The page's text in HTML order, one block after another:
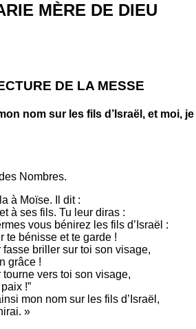
MÈRE DE DIEU
DE LA MESSE
nom sur les fils d’Israël, et moi, je
Nombres.
à Moïse. Il dit :
à ses fils. Tu leur diras :
vous bénirez les fils d’Israël :
te bénisse et te garde !
briller sur toi son visage,
grâce !
vers toi son visage,
!”
mon nom sur les fils d’Israël,
»